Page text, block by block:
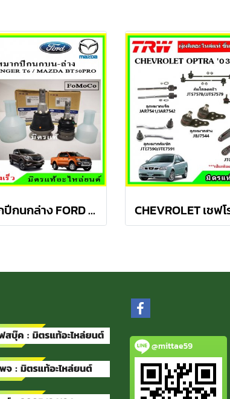
ลูกหมากปีกนกล่าง FORD Ranger T6 / MAZDA BT50 PRO 2WD , 4WD
@mittae59